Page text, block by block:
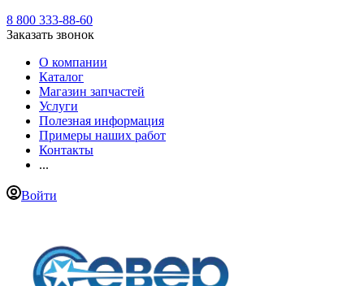
8 800 333-88-60
Заказать звонок
О компании
Каталог
Магазин запчастей
Услуги
Полезная информация
Примеры наших работ
Контакты
...
Войти